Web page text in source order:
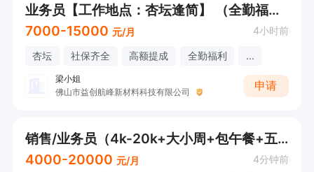
业务员【工作地点：杏坛逢简】 （全勤福利+社保齐全+接受应届生）
7000-15000 元/月 4小时前
杏坛 社保齐全 高额提成 全勤福利 ...
梁小姐
佛山市益创航峰新材料科技有限公司
申请
销售/业务员（4k-20k+大小周+包午餐+五险一金）接受应届生
4000-20000 元/月 4分钟前